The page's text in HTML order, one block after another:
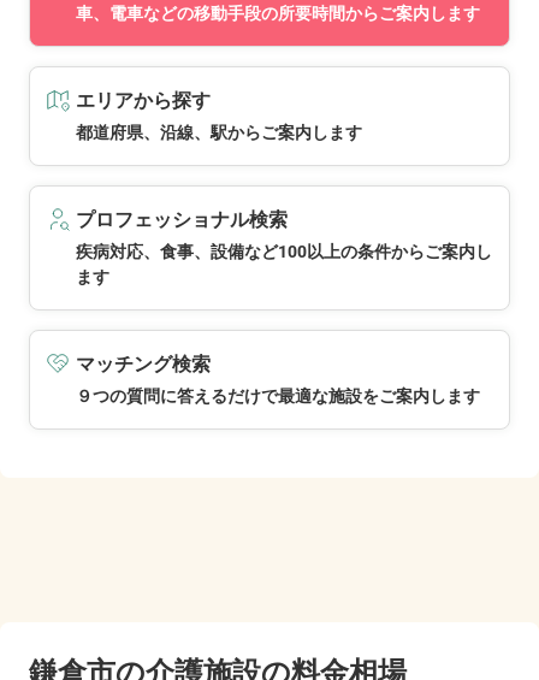
車、電車などの移動手段の所要時間からご案内します
エリアから探す
都道府県、沿線、駅からご案内します
プロフェッショナル検索
疾病対応、食事、設備など100以上の条件からご案内し
ます
マッチング検索
９つの質問に答えるだけで最適な施設をご案内します